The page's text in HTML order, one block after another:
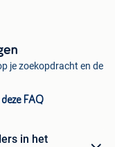
je zoekopdracht en de
FAQ
in het